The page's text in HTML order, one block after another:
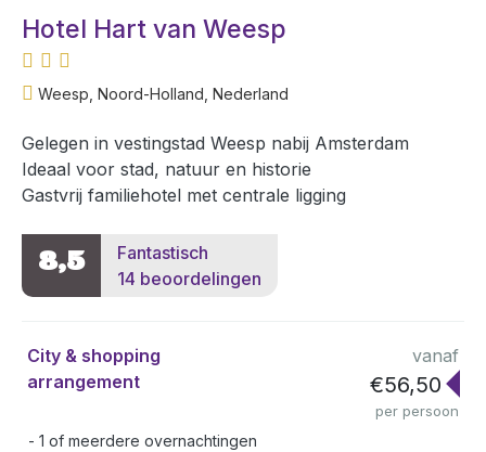
Hotel Hart van Weesp
Weesp, Noord-Holland, Nederland
Gelegen in vestingstad Weesp nabij Amsterdam
Ideaal voor stad, natuur en historie
Gastvrij familiehotel met centrale ligging
8,5
Fantastisch
14 beoordelingen
City & shopping
arrangement
vanaf
€56,50
per persoon
1 of meerdere overnachtingen